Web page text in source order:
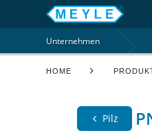
Unternehmen
HOME
Pilz